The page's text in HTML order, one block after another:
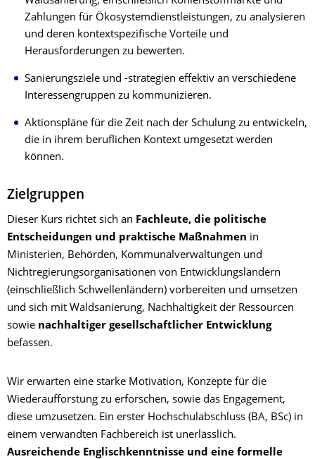
Zahlungen für Ökosystemdienstleistungen, zu analysieren
und deren kontextspezifische Vorteile und
Herausforderungen zu bewerten.
Sanierungsziele und -strategien effektiv an verschiedene
Interessengruppen zu kommunizieren.
Aktionspläne für die Zeit nach der Schulung zu entwickeln,
die in ihrem beruflichen Kontext umgesetzt werden
können.
Zielgruppen
Dieser Kurs richtet sich an Fachleute, die politische
Entscheidungen und praktische Maßnahmen in
Ministerien, Behörden, Kommunalverwaltungen und
Nichtregierungsorganisationen von Entwicklungsländern
(einschließlich Schwellenländern) vorbereiten und umsetzen
und sich mit Waldsanierung, Nachhaltigkeit der Ressourcen
sowie nachhaltiger gesellschaftlicher Entwicklung
befassen.
Wir erwarten eine starke Motivation, Konzepte für die
Wiederaufforstung zu erforschen, sowie das Engagement,
diese umzusetzen. Ein erster Hochschulabschluss (BA, BSc) in
einem verwandten Fachbereich ist unerlässlich.
Ausreichende Englischkenntnisse und eine formelle